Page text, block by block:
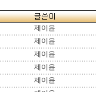
제이윤
제이윤
제이윤
제이윤
제이윤